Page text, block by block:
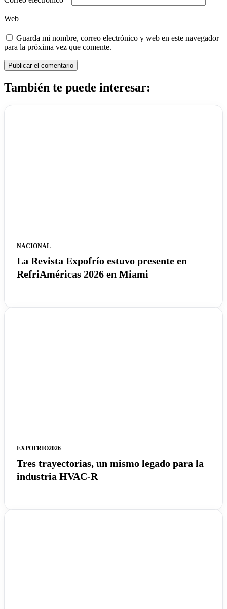
Web
Guarda mi nombre, correo electrónico y web en este navegador
para la próxima vez que comente.
También te puede interesar:
NACIONAL
La Revista Expofrío estuvo presente en
RefriAméricas 2026 en Miami
EXPOFRIO2026
Tres trayectorias, un mismo legado para la
industria HVAC-R